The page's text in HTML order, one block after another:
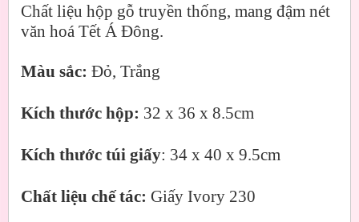
Chất liệu hộp gỗ truyền thống, mang đậm nét
văn hoá Tết Á Đông.
Màu sắc: Đỏ, Trắng
Kích thước hộp: 32 x 36 x 8.5cm
Kích thước túi giấy: 34 x 40 x 9.5cm
Chất liệu chế tác: Giấy Ivory 230